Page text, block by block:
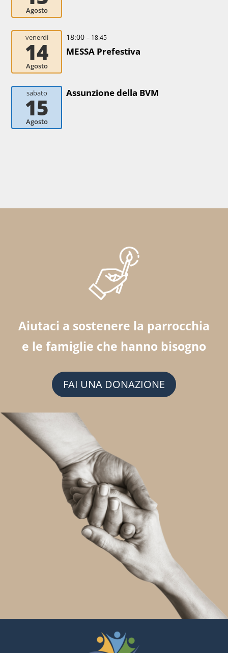
Agosto
venerdì
14
Agosto
18:00 – 18:45
MESSA Prefestiva
sabato
15
Agosto
Assunzione della BVM
Aiutaci a sostenere la parrocchia
e le famiglie che hanno bisogno
FAI UNA DONAZIONE